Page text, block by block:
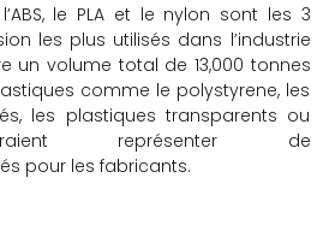
le PLA et le nylon sont les 3
les plus utilisés dans l’industrie
un volume total de 13,000 tonnes
comme le polystyrene, les
les plastiques transparents ou
représenter de
pour les fabricants.